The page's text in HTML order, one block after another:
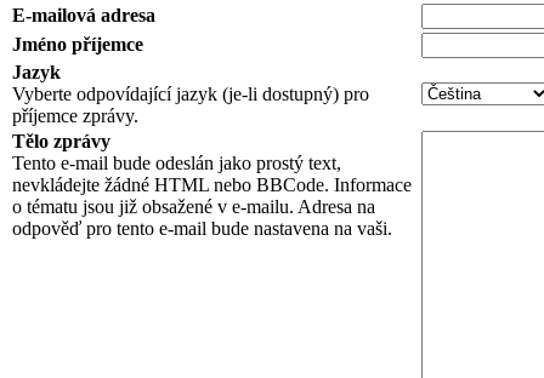
E-mailová adresa
Jméno příjemce
Jazyk
Vyberte odpovídající jazyk (je-li dostupný) pro
příjemce zprávy.
Tělo zprávy
Tento e-mail bude odeslán jako prostý text,
nevkládejte žádné HTML nebo BBCode. Informace
o tématu jsou již obsažené v e-mailu. Adresa na
odpověď pro tento e-mail bude nastavena na vaši.